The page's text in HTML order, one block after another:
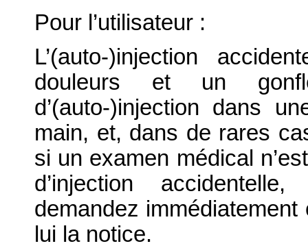
Pour l’utilisateur :
L’(auto-)injection
douleurs et un
d’(auto-)injection dans
main, et, dans de rares
si un examen médical
d’injection
demandez
lui la notice.